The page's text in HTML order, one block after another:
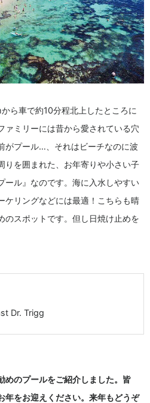
ら車で約10分程北上したところに
ァミリーには昔から愛されている穴
がプール…、それはビーチなのに波
りを囲まれた、お年寄りや小さい子
ール』なのです。海に入水しやすい
ケリングなどには最適！こちらも晴
のスポットです。但し日焼け止めを
Dr. Trigg
めのプールをご紹介しました。皆
年をお迎えください。来年もどうぞ